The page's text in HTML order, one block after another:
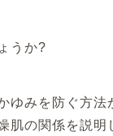
うか?
ゆみを防ぐ方法
肌の関係を説明